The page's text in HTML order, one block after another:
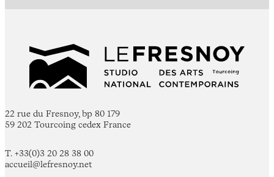
22 rue du Fresnoy, bp 80 179
59 202 Tourcoing cedex France
T. +33(0)3 20 28 38 00
accueil@lefresnoy.net